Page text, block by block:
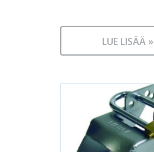
LUE LISÄÄ »